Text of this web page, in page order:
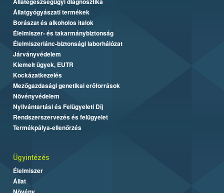
Állatgyógyászati termékek
Borászat és alkoholos italok
Élelmiszer- és takarmánybiztonság
Élelmiszerlánc-biztonsági laborhálózat
Járványvédelem
Kiemelt ügyek, EUTR
Kockázatkezelés
Mezőgazdasági genetikai erőforrások
Növényvédelem
Nyilvántartási és Felügyeleti Díj
Rendszerszervezés és felügyelet
Termékpálya-ellenőrzés
Ügyintézés
Élelmiszer
Állat